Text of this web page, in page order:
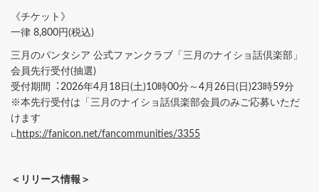
《チケット》
一律 8,800円(税込)
三月のパンタシア 公式ファンクラブ「三月のナイショ話倶楽部」
会員先行受付(抽選)
受付期間︓2026年4月18日(土)10時00分～4月26日(日)23時59分
※本先行受付は「三月のナイショ話倶楽部会員のみご応募いただ
けます
∟ https://fanicon.net/fancommunities/3355
＜リリース情報＞